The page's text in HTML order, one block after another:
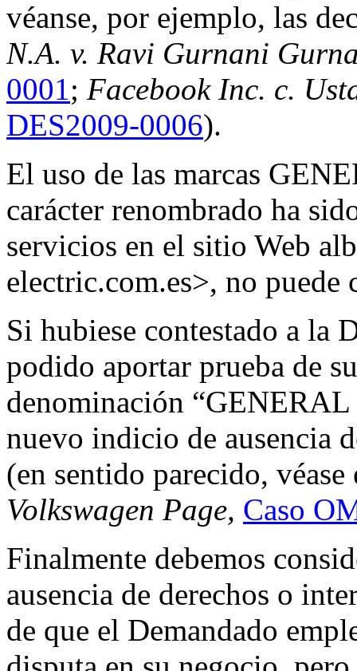
véanse, por ejemplo, las
N.A. v. Ravi Gurnani
0001; Facebook Inc. c.
DES2009-0006).
El uso de las marcas
carácter renombrado ha
servicios en el sitio Web
electric.com.es>, no puede
Si hubiese contestado a la
podido aportar prueba de
denominación
nuevo indicio de ausencia
(en sentido parecido,
Volkswagen Page, Caso
Finalmente debemos
ausencia de derechos o
de que el Demandado